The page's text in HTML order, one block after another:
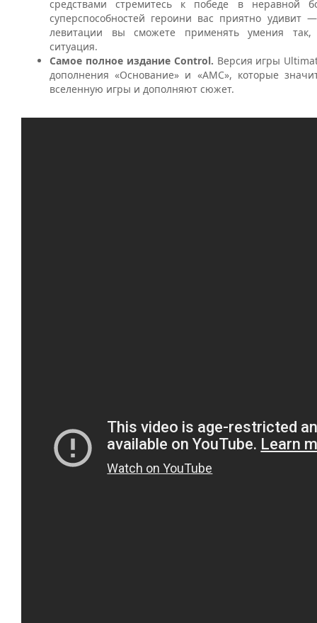
средствами стремитесь к победе в неравной
суперспособностей героини вас приятно удивит
левитации вы сможете применять умения так,
ситуация.
Самое полное издание Control. Версия игры
дополнения «Основание» и «АМС», которые
вселенную игры и дополняют сюжет.